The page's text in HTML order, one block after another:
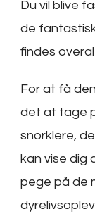
Du vil blive
de
findes
For at få
det at tage
snorklere,
kan vise
pege på de